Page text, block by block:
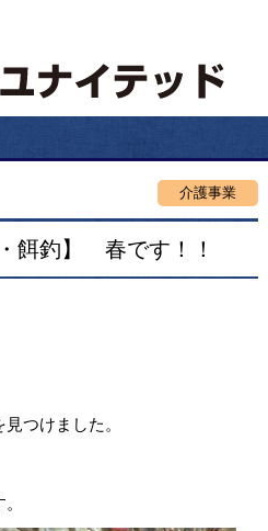
介護事業
餌釣】 春です！！
つけました。